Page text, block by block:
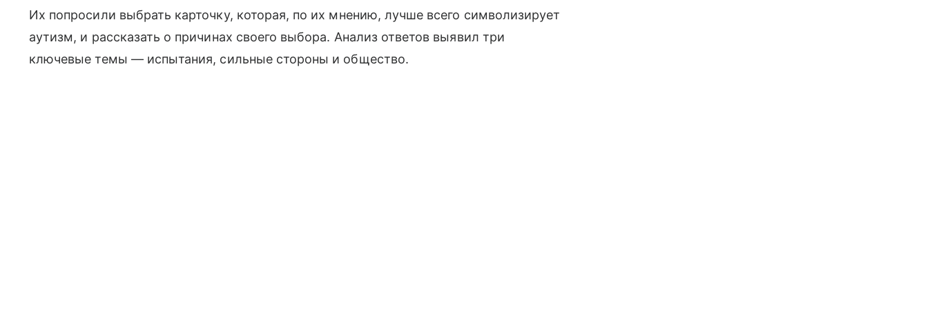
Их попросили выбрать карточку, которая, по их мнению, лучше всего символизирует
аутизм, и рассказать о причинах своего выбора. Анализ ответов выявил три
ключевые темы — испытания, сильные стороны и общество.